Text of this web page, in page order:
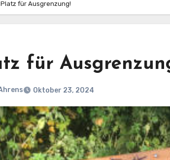
Platz für Ausgrenzung!
für
Oktober 23, 2024